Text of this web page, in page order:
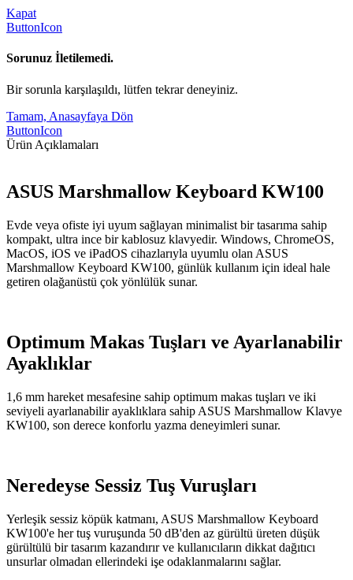
Kapat
ButtonIcon
Sorunuz İletilemedi.
Bir sorunla karşılaşıldı, lütfen tekrar deneyiniz.
Tamam, Anasayfaya Dön
ButtonIcon
Ürün Açıklamaları
ASUS Marshmallow Keyboard KW100
Evde veya ofiste iyi uyum sağlayan minimalist bir tasarıma sahip
kompakt, ultra ince bir kablosuz klavyedir. Windows, ChromeOS,
MacOS, iOS ve iPadOS cihazlarıyla uyumlu olan ASUS
Marshmallow Keyboard KW100, günlük kullanım için ideal hale
getiren olağanüstü çok yönlülük sunar.
Optimum Makas Tuşları ve Ayarlanabilir
Ayaklıklar
1,6 mm hareket mesafesine sahip optimum makas tuşları ve iki
seviyeli ayarlanabilir ayaklıklara sahip ASUS Marshmallow Klavye
KW100, son derece konforlu yazma deneyimleri sunar.
Neredeyse Sessiz Tuş Vuruşları
Yerleşik sessiz köpük katmanı, ASUS Marshmallow Keyboard
KW100'e her tuş vuruşunda 50 dB'den az gürültü üreten düşük
gürültülü bir tasarım kazandırır ve kullanıcıların dikkat dağıtıcı
unsurlar olmadan ellerindeki işe odaklanmalarını sağlar.